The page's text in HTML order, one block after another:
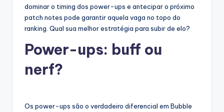
dominar o timing dos power-ups e antecipar o próximo
patch notes pode garantir aquela vaga no topo do
ranking. Qual sua melhor estratégia para subir de elo?
Power-ups: buff ou
nerf?
Os power-ups são o verdadeiro diferencial em Bubble